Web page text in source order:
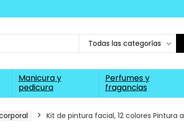
Todas las categorías
Manicura y
pedicura
Perfumes y
fragancias
Kit de pintura facial, 12 colores